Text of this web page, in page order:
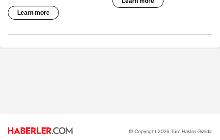
© Copyright 2026 Tüm Hakları Gizlidir.